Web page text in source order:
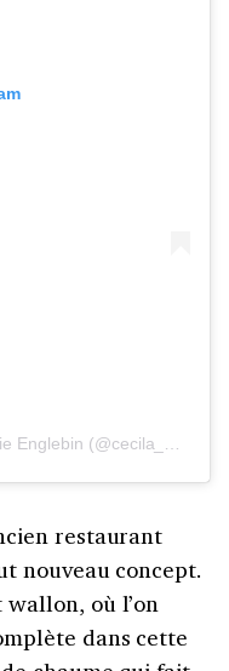
restaurant
nouveau concept.
où l’on
dans cette